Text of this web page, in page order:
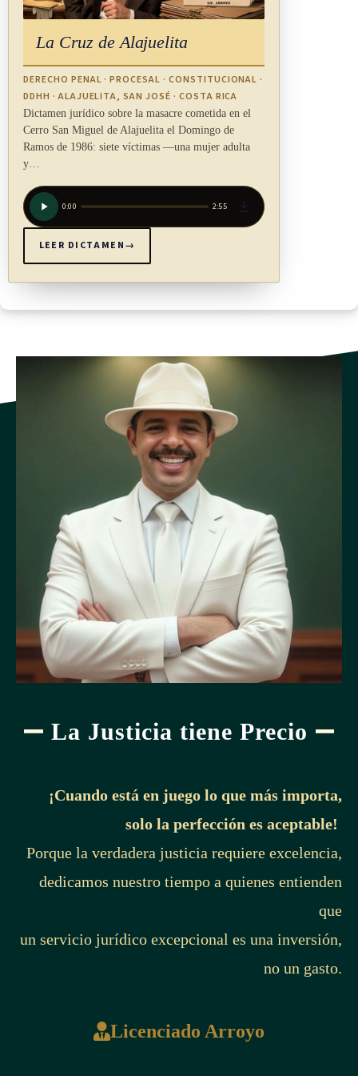
Canon
embarcaderos vecinales estará obligado al pago de un canon
que será definido en el reglamento de esta ley y será
recaudado por las autoridades competentes que otorgaron las
concesiones.
Para las iniciativas de embarcaderos vecinales en
comunidades ubicadas en aquellas zonas con los menores
índices de desarrollo humano, las autoridades competentes
Concesión para embarcadero vecinal
ARTÍCULO 12
Trámite para el contrato de concesión
A partir de la notificación de la resolución administrativa
sobre la viabilidad técnica favorable de la División Marítimo-
Portuaria, el interesado podrá acudir a la autoridad
competente para formalizar el otorgamiento de la concesión,
proceso que culminará con la firma del contrato de concesión
para desarrollar el embarcadero vecinal, según los
requerimientos de esta ley.
deberá cumplir los siguientes requisitos:
otorgar la concesión respectiva, acompañada de una
ante la División Marítimo-Portuaria, con la copia
certificada de los planos del anteproyecto. El costo de la
copia correrá por cuenta del interesado.
b) Presentar la resolución administrativa sobre la viabilidad
Portuaria, sobre el embarcadero vecinal a desarrollar.
otorgada por la Secretaría Técnica Nacional Ambiental
La Cruz de Alajuelita
DERECHO PENAL · PROCESAL · CONSTITUCIONAL ·
DDHH · ALAJUELITA, SAN JOSÉ · COSTA RICA
Dictamen jurídico sobre la masacre cometida en el
Cerro San Miguel de Alajuelita el Domingo de
Ramos de 1986: siete víctimas —una mujer adulta
y…
0:00 2:55
LEER DICTAMEN→
La Justicia tiene Precio
¡Cuando está en juego lo que más importa,
solo la perfección es aceptable!
Porque la verdadera justicia requiere excelencia,
dedicamos nuestro tiempo a quienes entienden
que
un servicio jurídico excepcional es una inversión,
no un gasto.
Licenciado Arroyo